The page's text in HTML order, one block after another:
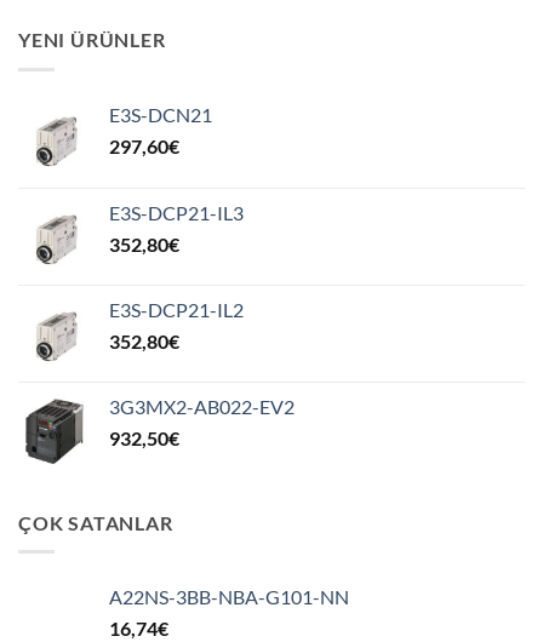
YENI ÜRÜNLER
E3S-DCN21
297,60€
E3S-DCP21-IL3
352,80€
E3S-DCP21-IL2
352,80€
3G3MX2-AB022-EV2
932,50€
ÇOK SATANLAR
A22NS-3BB-NBA-G101-NN
16,74€